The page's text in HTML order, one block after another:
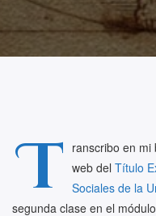
T ranscribo en
web del Título
Sociales de la
segunda clase en el